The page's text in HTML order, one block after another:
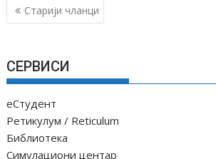
К
р
т
а
њ
е
ч
Старији чланци
СЕРВИСИ
еСтудент
Ретикулум / Reticulum
Библиотека
Симулациони центар